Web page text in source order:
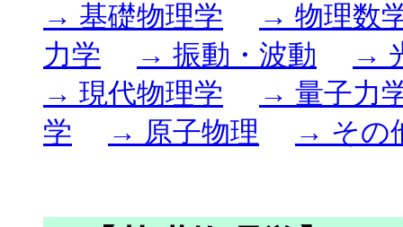
→ 基礎物理学
→ 物理数
力学
→ 振動・波動
→
→ 現代物理学
→ 量子力
学
→ 原子物理 → その